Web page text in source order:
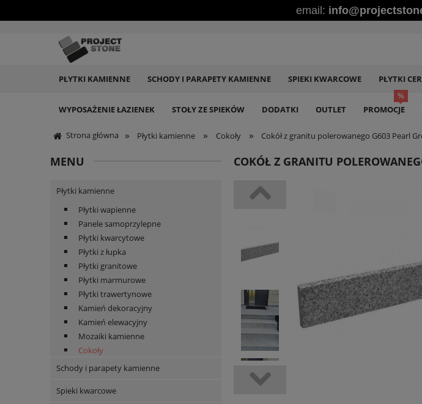
email:
PŁYTKI KAMIENNE SCHODY I PARAPETY KAMIENNE SPIEKI KWARCOWE PŁYTKI
WYPOSAŻENIE ŁAZIENEK STOŁY ZE SPIEKÓW DODATKI OUTLET PROMOCJE
Strona główna » Płytki kamienne » Cokoły » Cokół z granitu polerowanego G603 Pearl
MENU
Płytki kamienne
Płytki wapienne
Panele samoprzylepne
Płytki kwarcytowe
Płytki z łupka
Płytki granitowe
Płytki marmurowe
Płytki trawertynowe
Kamień dekoracyjny
Kamień elewacyjny
Mozaiki kamienne
Cokoły
Schody i parapety kamienne
Spieki kwarcowe
COKÓŁ Z GRANITU